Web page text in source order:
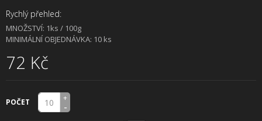
Rychlý přehled:
MNOŽSTVÍ: 1ks / 100g
MINIMÁLNÍ OBJEDNÁVKA: 10 ks
72 Kč
POČET +
-